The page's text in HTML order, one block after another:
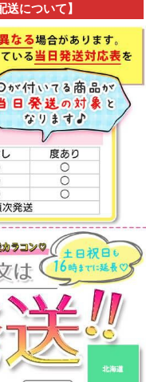
送について】